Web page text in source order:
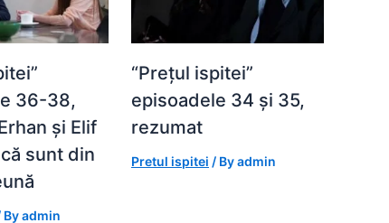
36-38,
și Elif
sunt din
Byadmin
“Prețul ispitei”
episoadele 34 și 35,
rezumat
Pretul ispitei / Byadmin